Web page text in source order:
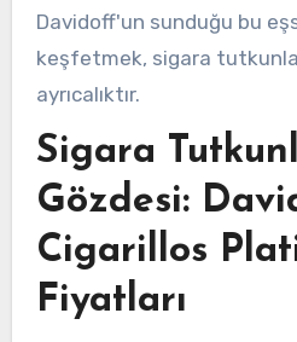
Davidoff'un sunduğu bu
keşfetmek, sigara
ayrıcalıktır.
Sigara
Gözdesi:
Cigarillos
Fiyatları